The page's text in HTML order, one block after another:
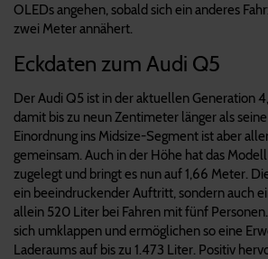
OLEDs angehen, sobald sich ein anderes
zwei Meter annähert.
Eckdaten zum Audi Q5
Der Audi Q5 ist in der aktuellen Generation
damit bis zu neun Zentimeter länger als
Einordnung ins Midsize-Segment ist aber
gemeinsam. Auch in der Höhe hat das
zugelegt und bringt es nun auf 1,66 Meter.
ein beeindruckender Auftritt, sondern auch
allein 520 Liter bei Fahren mit fünf
sich umklappen und ermöglichen so eine
Laderaums auf bis zu 1.473 Liter. Positiv